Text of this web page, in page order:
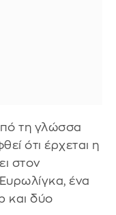
τη γλώσσα
ότι έρχεται η
στον
ένα
και δύο